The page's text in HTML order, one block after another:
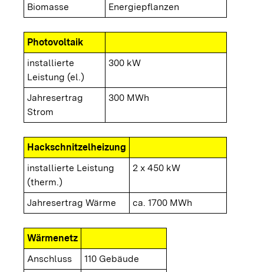
Biomasse
Energiepflanzen
Photovoltaik
installierte
Leistung (el.)
300 kW
Jahresertrag
Strom
300 MWh
Hackschnitzelheizung
installierte Leistung
(therm.)
2 x 450 kW
Jahresertrag Wärme ca. 1700 MWh
Wärmenetz
Anschluss
110 Gebäude